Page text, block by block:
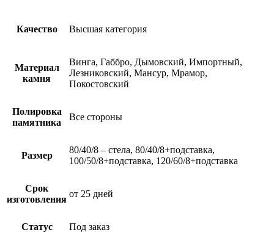
Качество Высшая категория
Материал
камня
Винга, Габбро, Дымовский, Импортный,
Лезниковский, Мансур, Мрамор,
Покостовский
Полировка
памятника
Все стороны
Размер
80/40/8 – стела, 80/40/8+подставка,
100/50/8+подставка, 120/60/8+подставка
Срок
изготовления
от 25 дней
Статус Под заказ